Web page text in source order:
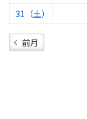
31（土）
前月